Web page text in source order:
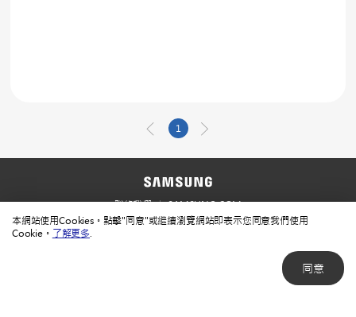
本網站使用Cookies。點擊"同意"或繼續瀏覽網站即表示您同意我們使用
Cookie。 了解更多
同意
1
聯絡我們
SAMSUNG.COM
使用規範
隱私規範